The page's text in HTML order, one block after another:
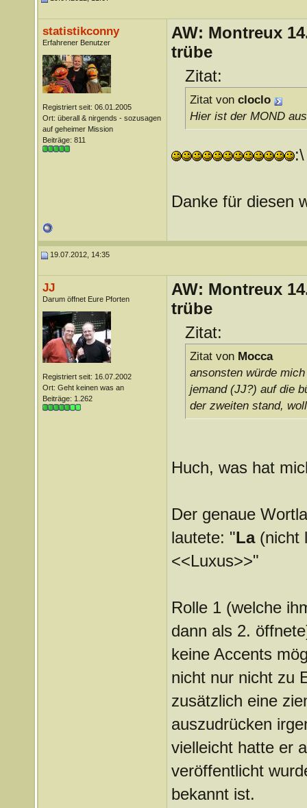
statistikconny
Erfahrener Benutzer
Registriert seit: 06.01.2005
Ort: überall & nirgends - sozusagen
auf geheimer Mission
Beiträge: 811
AW: Montreux
trübe
Zitat:
Zitat von cloclo
Hier ist der MOND
Danke für diesen
19.07.2012, 14:35
JJ
Darum öffnet Eure Pforten
Registriert seit: 16.07.2002
Ort: Geht keinen was an
Beiträge: 1.262
AW: Montreux
trübe
Zitat:
Zitat von Mocca
ansonsten würde
jemand (JJ?) auf die
der zweiten stand,
Huch, was hat
Der genaue
lautete: "La (nicht
<<Luxus>>"
Rolle 1 (welche
dann als 2.
keine Accents
nicht nur nicht zu
zusätzlich eine
auszudrücken
vielleicht hatte er
veröffentlicht
bekannt ist.